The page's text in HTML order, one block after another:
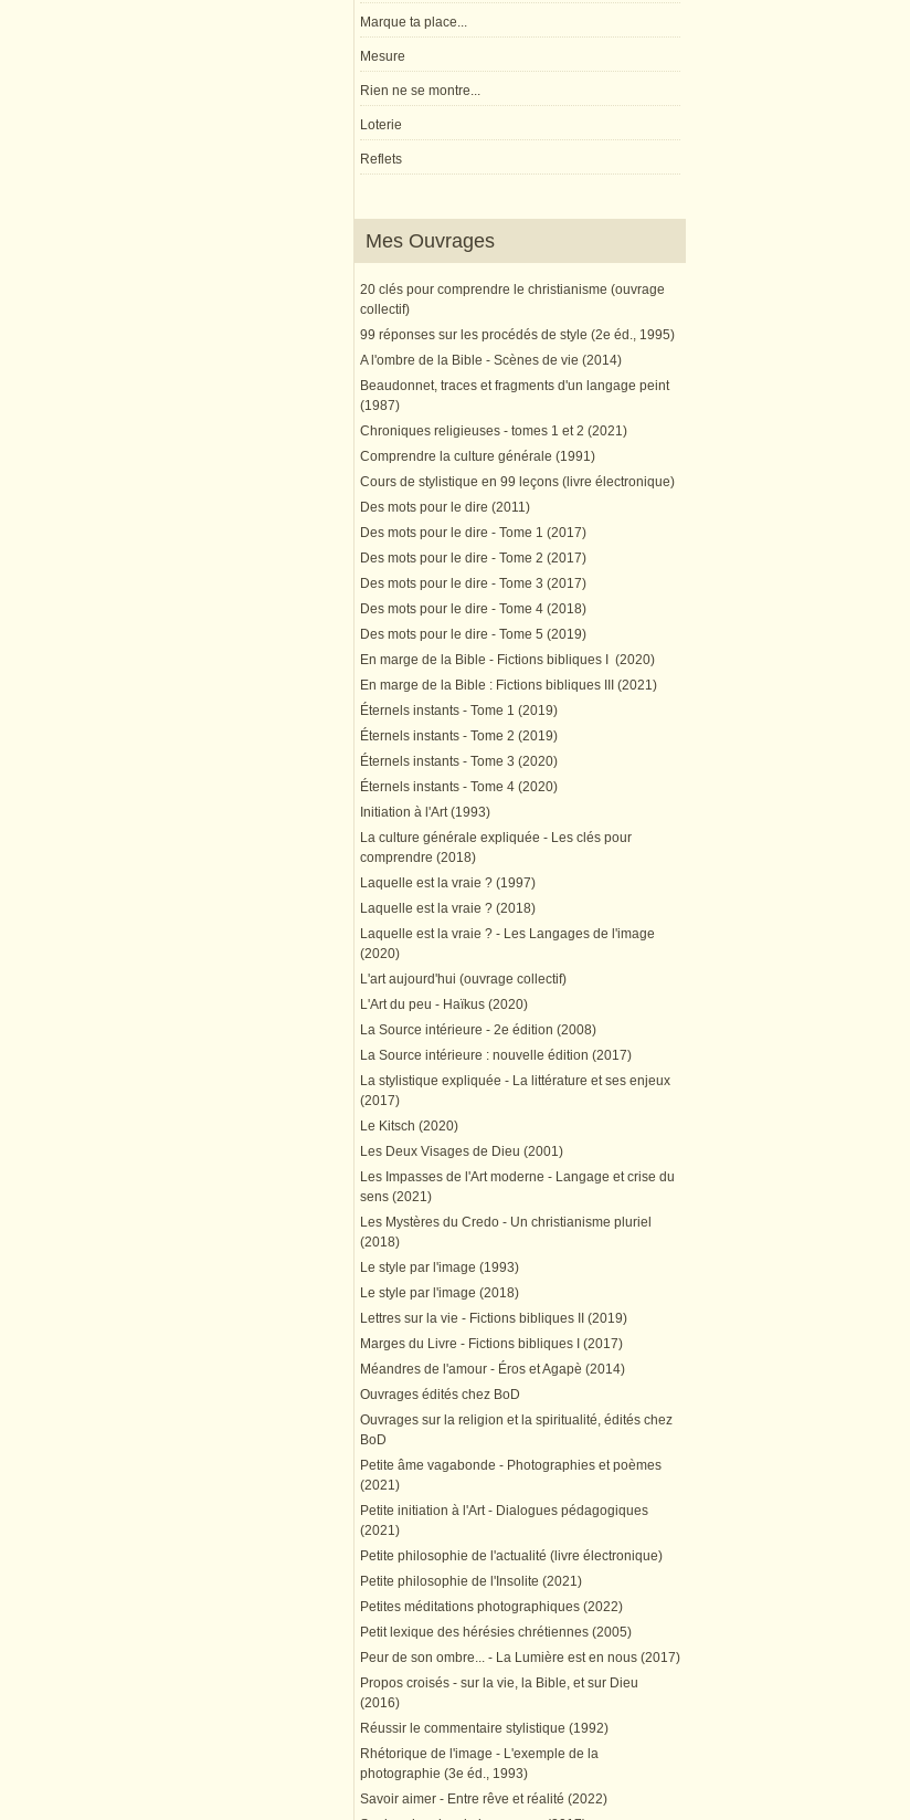
Marque ta place...
Mesure
Rien ne se montre...
Loterie
Reflets
Mes Ouvrages
20 clés pour comprendre le christianisme (ouvrage
collectif)
99 réponses sur les procédés de style (2e éd., 1995)
A l'ombre de la Bible - Scènes de vie (2014)
Beaudonnet, traces et fragments d'un langage peint
(1987)
Chroniques religieuses - tomes 1 et 2 (2021)
Comprendre la culture générale (1991)
Cours de stylistique en 99 leçons (livre électronique)
Des mots pour le dire (2011)
Des mots pour le dire - Tome 1 (2017)
Des mots pour le dire - Tome 2 (2017)
Des mots pour le dire - Tome 3 (2017)
Des mots pour le dire - Tome 4 (2018)
Des mots pour le dire - Tome 5 (2019)
En marge de la Bible - Fictions bibliques I (2020)
En marge de la Bible : Fictions bibliques III (2021)
Éternels instants - Tome 1 (2019)
Éternels instants - Tome 2 (2019)
Éternels instants - Tome 3 (2020)
Éternels instants - Tome 4 (2020)
Initiation à l'Art (1993)
La culture générale expliquée - Les clés pour
comprendre (2018)
Laquelle est la vraie ? (1997)
Laquelle est la vraie ? (2018)
Laquelle est la vraie ? - Les Langages de l'image
(2020)
L'art aujourd'hui (ouvrage collectif)
L'Art du peu - Haïkus (2020)
La Source intérieure - 2e édition (2008)
La Source intérieure : nouvelle édition (2017)
La stylistique expliquée - La littérature et ses enjeux
(2017)
Le Kitsch (2020)
Les Deux Visages de Dieu (2001)
Les Impasses de l'Art moderne - Langage et crise du
sens (2021)
Les Mystères du Credo - Un christianisme pluriel
(2018)
Le style par l'image (1993)
Le style par l'image (2018)
Lettres sur la vie - Fictions bibliques II (2019)
Marges du Livre - Fictions bibliques I (2017)
Méandres de l'amour - Éros et Agapè (2014)
Ouvrages édités chez BoD
Ouvrages sur la religion et la spiritualité, édités chez
BoD
Petite âme vagabonde - Photographies et poèmes
(2021)
Petite initiation à l'Art - Dialogues pédagogiques
(2021)
Petite philosophie de l'actualité (livre électronique)
Petite philosophie de l'Insolite (2021)
Petites méditations photographiques (2022)
Petit lexique des hérésies chrétiennes (2005)
Peur de son ombre... - La Lumière est en nous (2017)
Propos croisés - sur la vie, la Bible, et sur Dieu
(2016)
Réussir le commentaire stylistique (1992)
Rhétorique de l'image - L'exemple de la
photographie (3e éd., 1993)
Savoir aimer - Entre rêve et réalité (2022)